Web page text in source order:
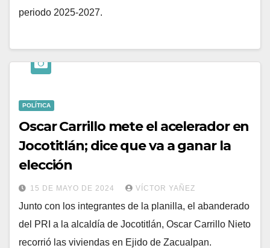
periodo 2025-2027.
POLÍTICA
Oscar Carrillo mete el acelerador en
Jocotitlán; dice que va a ganar la
elección
15 DE MAYO DE 2024 VÍCTOR YAÑEZ
Junto con los integrantes de la planilla, el abanderado
del PRI a la alcaldía de Jocotitlán, Oscar Carrillo Nieto
recorrió las viviendas en Ejido de Zacualpan.